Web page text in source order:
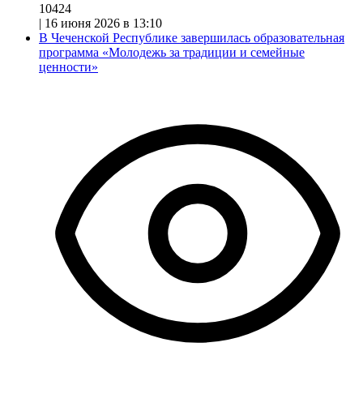
10424
| 16 июня 2026 в 13:10
В Чеченской Республике завершилась образовательная
программа «Молодежь за традиции и семейные
ценности»